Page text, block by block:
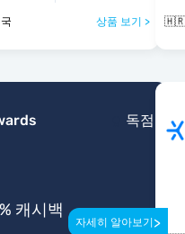
국 상품 보기 >
독점
캐시백
자세히 알아보기 >